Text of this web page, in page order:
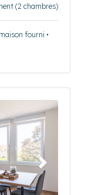
(2 chambres)
fourni •
Suivant